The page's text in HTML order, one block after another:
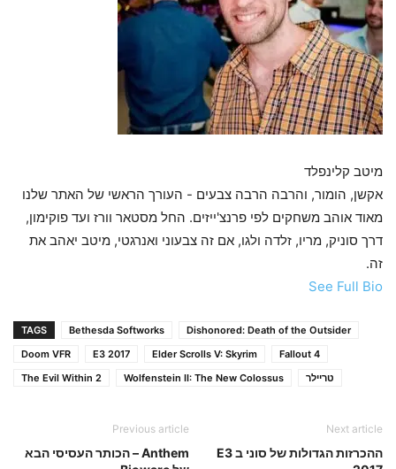
מיטב קלינפלד
אקשן, הומור, והרבה הרבה צבעים - העורך הראשי של האתר שלנו
מאוד אוהב משחקים לפי פרנצ'ייזים. החל מסטאר וורז ועד פוקימון,
דרך סוניק, מריו, זלדה ולגו, אם זה צבעוני ואנרגטי, מיטב יאהב את
זה.
See Full Bio
TAGS Bethesda Softworks
Dishonored: Death of the Outsider
Doom VFR
E3 2017 Elder Scrolls V: Skyrim
Fallout 4
The Evil Within 2
Wolfenstein II: The New Colossus טריילר
Previous article
Anthem – הכותר העסיסי הבא
Next article
ההכרזות הגדולות של סוני ב E3